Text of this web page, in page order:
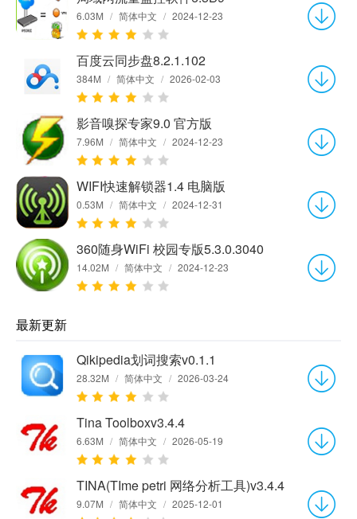
6.03M / 简体中文 / 2024-12-23
百度云同步盘8.2.1.102
384M / 简体中文 / 2026-02-03
影音嗅探专家9.0 官方版
7.96M / 简体中文 / 2024-12-23
WIFI快速解锁器1.4 电脑版
0.53M / 简体中文 / 2024-12-31
360随身WiFi 校园专版5.3.0.3040
14.02M / 简体中文 / 2024-12-23
最新更新
Qikipedia划词搜索v0.1.1
28.32M / 简体中文 / 2026-03-24
Tina Toolboxv3.4.4
6.63M / 简体中文 / 2026-05-19
TINA(TIme petri 网络分析工具)v3.4.4
9.07M / 简体中文 / 2025-12-01